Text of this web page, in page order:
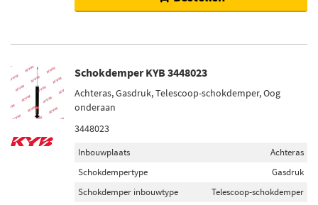
Schokdemper KYB 3448023
Achteras, Gasdruk, Telescoop-schokdemper, Oog
onderaan
3448023
Inbouwplaats
Achteras
Schokdempertype
Gasdruk
Schokdemper inbouwtype
Telescoop-schokdemper